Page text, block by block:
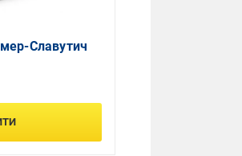
Славутич